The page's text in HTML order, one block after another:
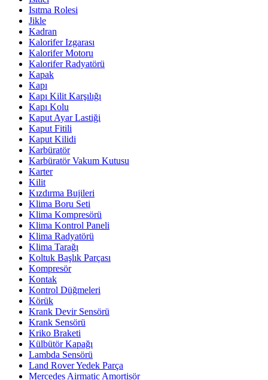
Isıtma Rolesi
Jikle
Kadran
Kalorifer Izgarası
Kalorifer Motoru
Kalorifer Radyatörü
Kapak
Kapı
Kapı Kilit Karşılığı
Kapı Kolu
Kaput Ayar Lastiği
Kaput Fitili
Kaput Kilidi
Karbüratör
Karbüratör Vakum Kutusu
Karter
Kilit
Kızdırma Bujileri
Klima Boru Seti
Klima Kompresörü
Klima Kontrol Paneli
Klima Radyatörü
Klima Tarağı
Koltuk Başlık Parçası
Kompresör
Kontak
Kontrol Düğmeleri
Körük
Krank Devir Sensörü
Krank Sensörü
Kriko Braketi
Külbütör Kapağı
Lambda Sensörü
Land Rover Yedek Parça
Mercedes Airmatic Amortisör